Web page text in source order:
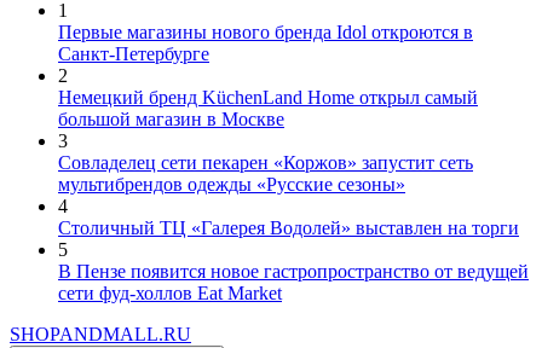
1
Первые магазины нового бренда Idol откроются в
Санкт-Петербурге
2
Немецкий бренд KüchenLand Home открыл самый
большой магазин в Москве
3
Совладелец сети пекарен «Коржов» запустит сеть
мультибрендов одежды «Русские сезоны»
4
Столичный ТЦ «Галерея Водолей» выставлен на торги
5
В Пензе появится новое гастропространство от ведущей
сети фуд-холлов Eat Market
SHOPANDMALL.RU